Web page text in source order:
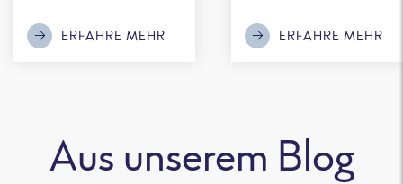
ERFAHRE MEHR ERFAHRE MEHR
Aus unserem Blog